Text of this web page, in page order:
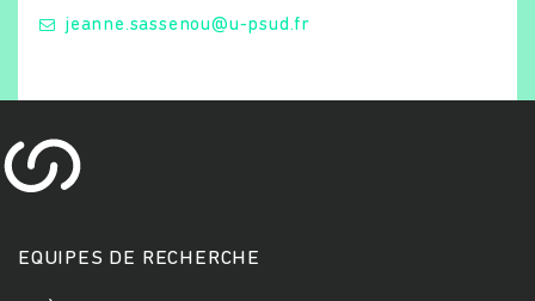
jeanne.sassenou@u-psud.fr
EQUIPES DE RECHERCHE